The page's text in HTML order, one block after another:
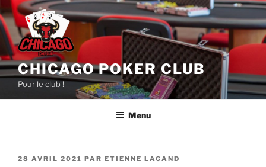
Aller
au
contenu
principal
CHICAGO POKER CLUB
Pour le club !
Menu
PUBLIÉ
28 AVRIL 2021 PAR ETIENNE LAGAND